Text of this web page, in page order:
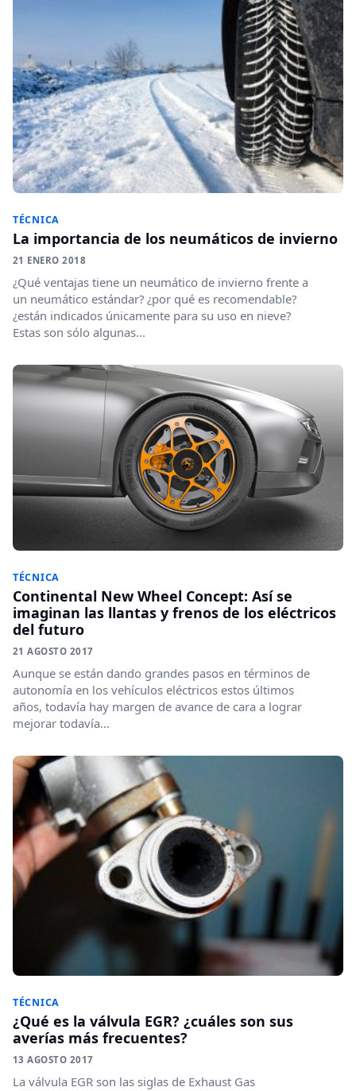
TÉCNICA
La importancia de los neumáticos de invierno
21 ENERO 2018
¿Qué ventajas tiene un neumático de invierno frente a
un neumático estándar? ¿por qué es recomendable?
¿están indicados únicamente para su uso en nieve?
Estas son sólo algunas...
TÉCNICA
Continental New Wheel Concept: Así se
imaginan las llantas y frenos de los eléctricos
del futuro
21 AGOSTO 2017
Aunque se están dando grandes pasos en términos de
autonomía en los vehículos eléctricos estos últimos
años, todavía hay margen de avance de cara a lograr
mejorar todavía...
TÉCNICA
¿Qué es la válvula EGR? ¿cuáles son sus
averías más frecuentes?
13 AGOSTO 2017
La válvula EGR son las siglas de Exhaust Gas